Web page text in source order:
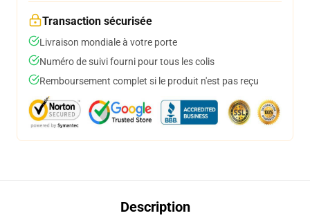
Transaction sécurisée
Livraison mondiale à votre porte
Numéro de suivi fourni pour tous les colis
Remboursement complet si le produit n'est pas reçu
Description